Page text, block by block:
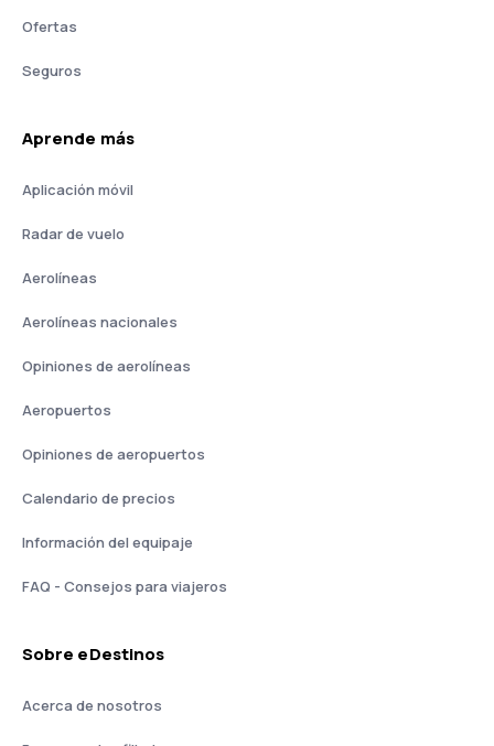
Ofertas
Seguros
Aprende más
Aplicación móvil
Radar de vuelo
Aerolíneas
Aerolíneas nacionales
Opiniones de aerolíneas
Aeropuertos
Opiniones de aeropuertos
Calendario de precios
Información del equipaje
FAQ - Consejos para viajeros
Sobre eDestinos
Acerca de nosotros